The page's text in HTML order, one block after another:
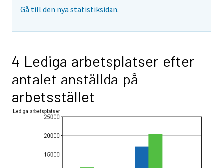
Gå till den nya statistiksidan.
4 Lediga arbetsplatser efter
antalet anställda på
arbetsstället